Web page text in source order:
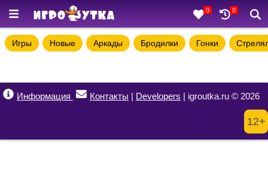
0 0
Игры Новые Аркады Бродилки Гонки
Информация Контакты | Developers | igroutka.ru © 2026
12+